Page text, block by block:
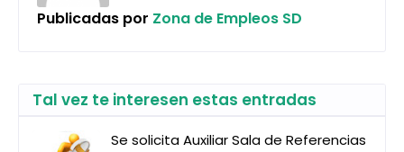
Publicadas por Zona de Empleos SD
Tal vez te interesen estas entradas
Se solicita Auxiliar Sala de Referencias